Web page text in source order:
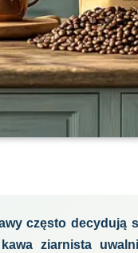
często decydują
ziarnista